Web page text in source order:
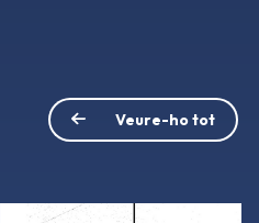
Veure-ho tot